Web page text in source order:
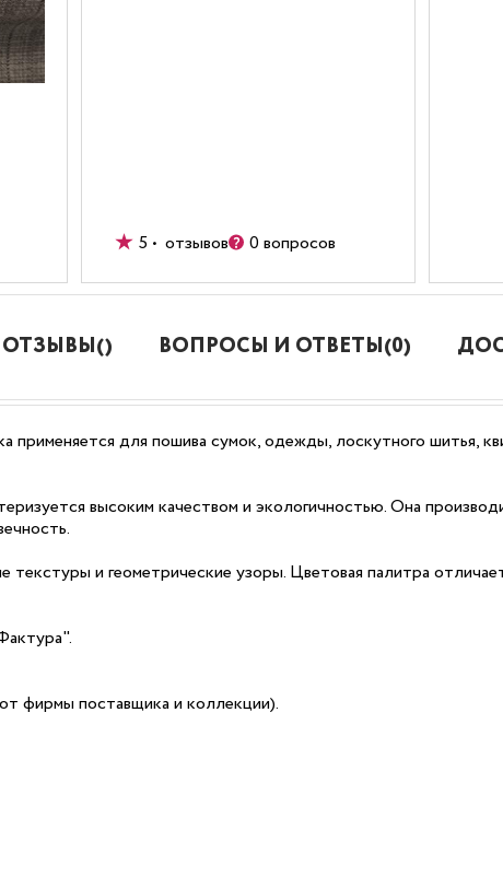
5 • отзывов 0 вопросов
ОТЗЫВЫ() ВОПРОСЫ И ОТВЕТЫ(0)
для пошива сумок, одежды, лоскутного шитья,
высоким качеством и экологичностью. Она
и геометрические узоры. Цветовая палитра
фирмы поставщика и коллекции).